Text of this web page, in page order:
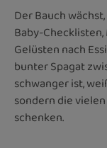
Der Bauch
Baby-
Gelüsten nach
bunter Spagat
schwanger ist,
sondern die
schenken.